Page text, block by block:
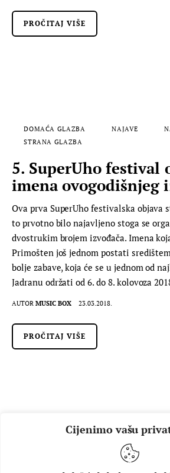
Cijenimo vašu
PROČITAJ VIŠE
DOMAĆA GLAZBA NAJAVE
STRANA GLAZBA
5. SuperUho festival
imena ovogodišnjeg
Ova prva SuperUho festivalska objava
to prvotno bilo najavljeno stoga se
dvostrukim brojem izvođača. Imena
Primošten još jednom postati
bolje zabave, koja će se u jednom od
Jadranu održati od 6. do 8. kolovoza
AUTOR MUSIC BOX 23.03.2018.
PROČITAJ VIŠE